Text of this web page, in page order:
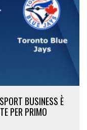
BUSINESS È
PER PRIMO